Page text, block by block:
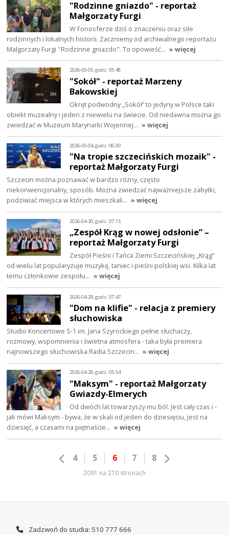
"Rodzinne gniazdo" - reportaż
Małgorzaty Furgi
W Fonosferze dziś o znaczeniu oraz sile
rodzinnych i lokalnych historii. Zaczniemy od archiwalnego reportażu
Małgorzaty Furgi "Rodzinne gniazdo". To opowieść… » więcej
2026-05-05, godz. 05:48
"Sokół" - reportaż Marzeny
Bakowskiej
Okręt podwodny „Sokół” to jedyny w Polsce taki
obiekt muzealny i jeden z niewielu na świecie. Od niedawna można go
zwiedzać w Muzeum Marynarki Wojennej… » więcej
2026-05-04, godz. 06:00
"Na tropie szczecińskich mozaik" -
reportaż Małgorzaty Furgi
Szczecin można poznawać w bardzo różny, często
niekonwencjonalny, sposób. Można zwiedzać najważniejsze zabytki,
podziwiać miejsca w których mieszkali… » więcej
2026-04-30, godz. 07:15
„Zespół Krąg w nowej odsłonie” –
reportaż Małgorzaty Furgi
Zespół Pieśni i Tańca Ziemi Szczecińskiej „Krąg”
od wielu lat popularyzuje muzykę, taniec i pieśni polskiej wsi. Kilka lat
temu członkowie zespołu… » więcej
2026-04-29, godz. 07:47
"Dom na klifie" - relacja z premiery
słuchowiska
Studio Koncertowe S-1 im. Jana Szyrockiego pełne słuchaczy,
rozmowy, wspomnienia i świetna atmosfera - taka była premiera
najnowszego słuchowiska Radia Szczecin… » więcej
2026-04-28, godz. 05:54
"Maksym" - reportaż Małgorzaty
Gwiazdy-Elmerych
Od dwóch lat towarzyszy mu ból. Jest cały czas i -
jak mówi Maksym - bywa, że w skali od jeden do dziesięciu, jest na
dziesięć, a czasami na piętnaście… » więcej
4 5 6 7 8
2091 na 210 stronach
Zadzwoń do studia: 510 777 666